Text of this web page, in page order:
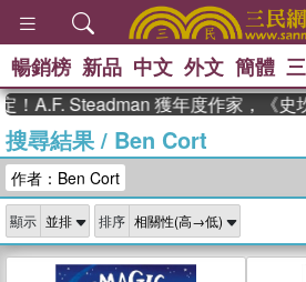
父親節 、
念華 、 台
孩：黎曼猜想
暢銷榜 新品 中文 外文 簡體
Steadman 獲年度作家，《史坎德》
搜尋結果/ Ben Cort
作者：Ben Cort
顯示 排序